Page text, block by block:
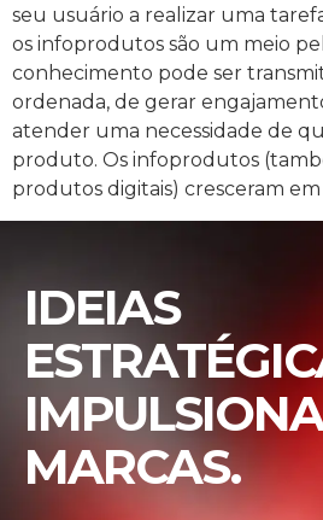
seu usuário a realizar uma
os infoprodutos são um meio
conhecimento pode ser
ordenada, de gerar
atender uma necessidade de
produto. Os infoprodutos
produtos digitais) cresceram em
IDEIAS
MARCAS.